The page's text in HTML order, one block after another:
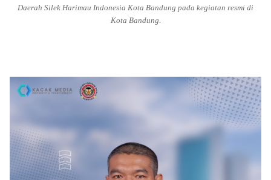
Daerah Silek Harimau Indonesia Kota Bandung pada kegiatan resmi di
Kota Bandung.